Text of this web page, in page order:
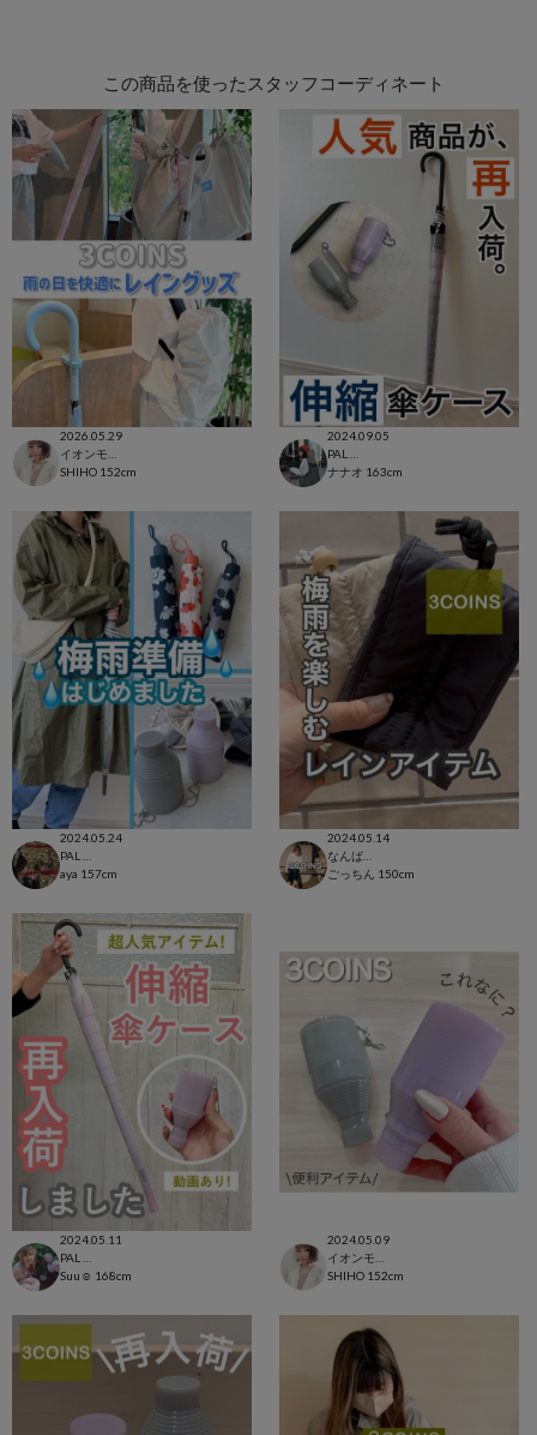
この商品を使ったスタッフコーディネート
2026.05.29
SHIHO 152cm
2024.09.05
ナナオ 163cm
2024.05.24
aya 157cm
2024.05.14
なんばウォーク店
ごっちん 150cm
2024.05.11
Suu☺︎ 168cm
2024.05.09
SHIHO 152cm